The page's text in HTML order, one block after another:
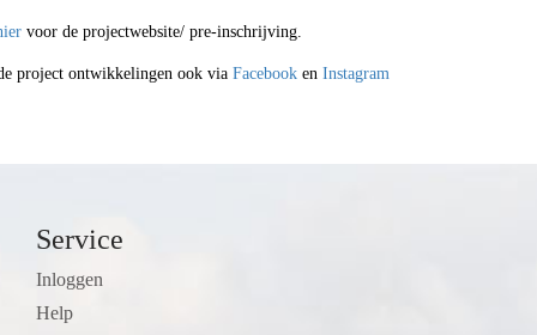
voor de projectwebsite/ pre-inschrijving.
project ontwikkelingen ook viaFacebook enInstagram
Service
Inloggen
Help